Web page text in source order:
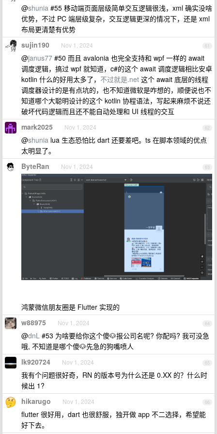
@shunia #55 移动端页面层级简单交互逻辑很浅，xml 确实没啥
优势，不过 PC 端层级复杂，交互逻辑更深的情况下，还是 xml
布局更清楚有优势
61
sujin190 Nov 1, 2024
@janus77 #50 而且 avalonia 也完全支持和 wpf 一样的 await
调度逻辑，搞过 wpf 就知道，c#的这个 await 调度逻辑相比安卓
kotlin 什么的好用太多了， 不过就是.net 这个 await 底层的线程
调度器设计的是有点坑的，也不知道微软是咋想的，顺便说也不
知道哪个大聪明设计的这个 kotlin 协程语法，写起来麻烦不说还
破坏代码逻辑而且还不能自动处理和 UI 线程的交互
62
mark2025 Nov 1, 2024
@shunia lua 生态恐怕比 dart 还要差吧。ts 在脚本领域的优点
太明显了。
63
ByteRan Nov 1, 2024
鸿蒙微信朋友圈是 Flutter 实现的
64
w88975 Nov 1, 2024
@dnL #53 为啥要给你这个傻🐶报公司名呢? 你配吗? 我可没急
哦, 不知道是哪个傻🐶先急的狗嘴喷人
65
lk920724 Nov 1, 2024
我有个问题很好奇，RN 的版本号为什么还是 0.XX 的？什么时
候出 1?
66
hikarugo Nov 1, 2024
flutter 很好用，dart 也很舒服，独开做 app 不二选择，希望能
好下去。